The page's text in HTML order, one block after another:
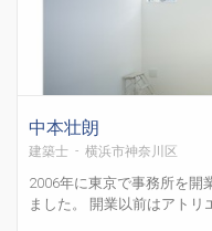
中本壮朗
建築士 - 横浜市神奈川区
2006年に東京で事務所を開
ました。 開業以前はアト